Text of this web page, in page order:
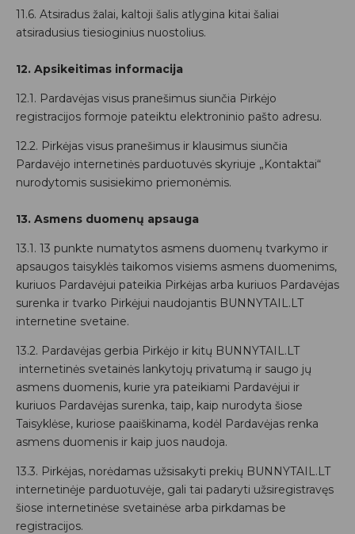
11.6. Atsiradus žalai, kaltoji šalis atlygina kitai šaliai
atsiradusius tiesioginius nuostolius.
12. Apsikeitimas informacija
12.1. Pardavėjas visus pranešimus siunčia Pirkėjo
registracijos formoje pateiktu elektroninio pašto adresu.
12.2. Pirkėjas visus pranešimus ir klausimus siunčia
Pardavėjo internetinės parduotuvės skyriuje „Kontaktai“
nurodytomis susisiekimo priemonėmis.
13. Asmens duomenų apsauga
13.1. 13 punkte numatytos asmens duomenų tvarkymo ir
apsaugos taisyklės taikomos visiems asmens duomenims,
kuriuos Pardavėjui pateikia Pirkėjas arba kuriuos Pardavėjas
surenka ir tvarko Pirkėjui naudojantis BUNNYTAIL.LT
internetine svetaine.
13.2. Pardavėjas gerbia Pirkėjo ir kitų BUNNYTAIL.LT
internetinės svetainės lankytojų privatumą ir saugo jų
asmens duomenis, kurie yra pateikiami Pardavėjui ir
kuriuos Pardavėjas surenka, taip, kaip nurodyta šiose
Taisyklėse, kuriose paaiškinama, kodėl Pardavėjas renka
asmens duomenis ir kaip juos naudoja.
13.3. Pirkėjas, norėdamas užsisakyti prekių BUNNYTAIL.LT
internetinėje parduotuvėje, gali tai padaryti užsiregistravęs
šiose internetinėse svetainėse arba pirkdamas be
registracijos.